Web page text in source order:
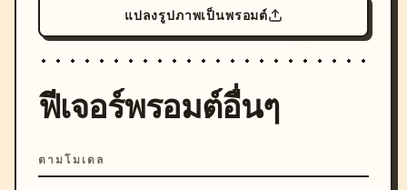
แปลงรูปภาพเป็นพรอมต์
ฟีเจอร์พรอมต์อื่นๆ
ตามโมเดล